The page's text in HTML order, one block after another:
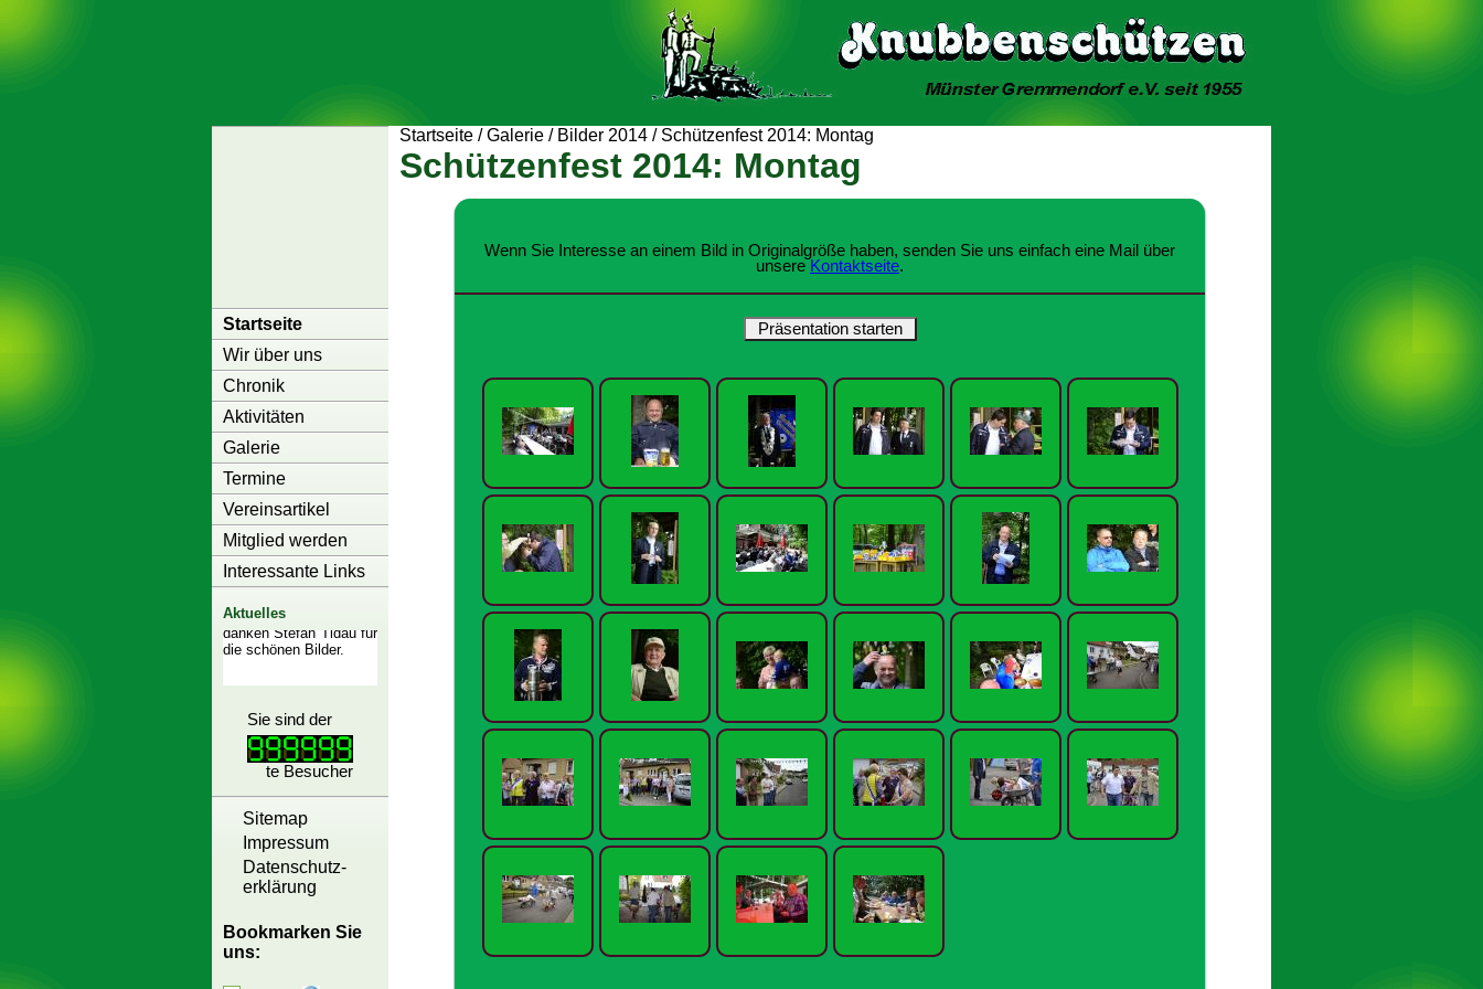
Startseite
Wir über uns
Chronik
Aktivitäten
Galerie
Termine
Vereinsartikel
Mitglied werden
Interessante Links
Aktuelles
Sie sind der
te Besucher
Sitemap
Impressum
Datenschutz-
erklärung
Bookmarken Sie
uns:
Startseite /Galerie / Bilder 2014 / Schützenfest 2014: Montag
Schützenfest 2014: Montag
Wenn Sie Interesse an einem Bild in Originalgröße haben, senden Sie uns einfach eine Mail über
unsere Kontaktseite.
Präsentation starten